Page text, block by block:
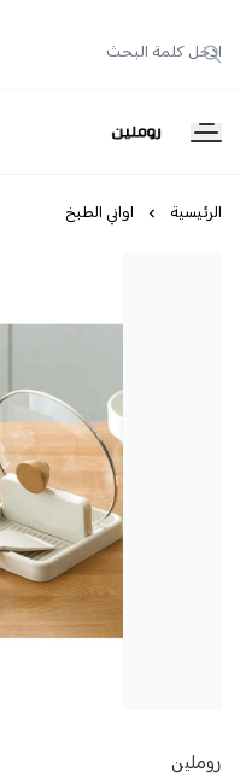
روملين
الرئيسية اواني الطبخ
روملين